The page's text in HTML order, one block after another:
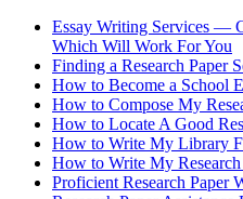
Essay Writing Services —
Which Will Work For You
Finding a Research Paper
How to Become a School
How to Compose My
How to Locate A Good
How to Write My Library
How to Write My Research
Proficient Research Paper